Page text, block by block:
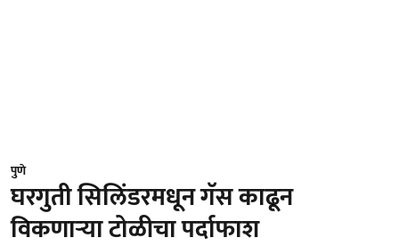
पुणे
घरगुती सिलिंडरमधून गॅस काढून
विकणाऱ्या टोळीचा पर्दाफाश